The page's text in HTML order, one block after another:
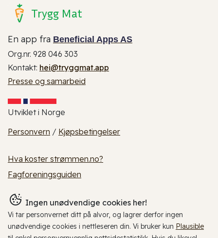
Trygg Mat
En app fra Beneficial Apps AS
Org.nr. 928 046 303
Kontakt: hei@tryggmat.app
Presse og samarbeid
Utviklet i Norge
Personvern / Kjøpsbetingelser
Hva koster strømmen.no?
Fagforeningsguiden
Ingen unødvendige cookies her!
Vi tar personvernet ditt på alvor, og lagrer derfor ingen
unødvendige cookies i nettleseren din. Vi bruker kun Plausible